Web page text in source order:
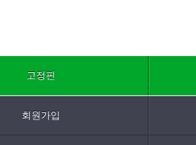
고정핀
회원가입